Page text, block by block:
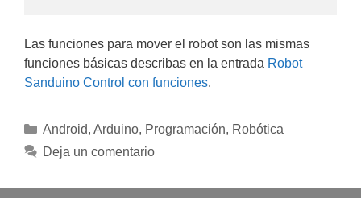
Las funciones para mover el robot son las mismas
funciones básicas describas en la entrada Robot
Sanduino Control con funciones.
Categorías
Android, Arduino, Programación, Robótica
Deja un comentario